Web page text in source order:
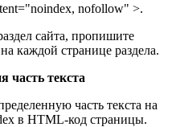
nofollow" >.
сайта, пропишите
каждой странице раздела.
часть текста
часть текста на
в HTML-код страницы.